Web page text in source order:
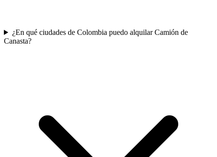
¿En qué ciudades de Colombia puedo alquilar Camión de
Canasta?